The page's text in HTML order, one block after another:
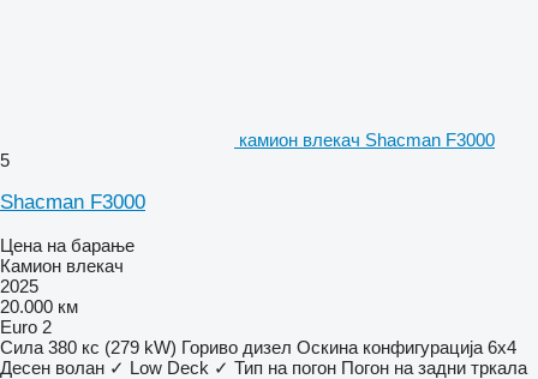
камион влекач Shacman F3000
5
Shacman F3000
Цена на барање
Камион влекач
2025
20.000 км
Euro 2
Сила 380 кс (279 kW) Гориво дизел Оскина конфигурација 6x4
Десен волан ✓ Low Deck ✓ Тип на погон Погон на задни тркала